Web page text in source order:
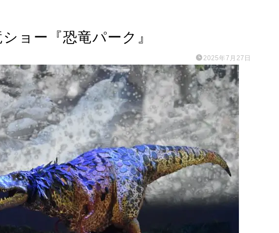
ョー『恐竜パーク』
2025年7月27日